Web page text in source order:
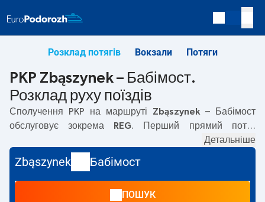
Розклад потягів Вокзали Потяги
PKP Zbąszynek – Бабімост.
Розклад руху поїздів
Сполучення PKP на маршруті Zbąszynek – Бабімост
обслуговує зокрема
REG. Перший прямий потяг
з вокзалу PKP Zbąszynek. Останній
потяг до Бабімост вирушає о 21:49. Найшвидший
маршрут пропонує потяг без пересадок
Подорож цим потягом триває00:06
. На маршруті
курсують також інші потяги:
Детальніше
Zbąszynek Бабімост
ПОШУК